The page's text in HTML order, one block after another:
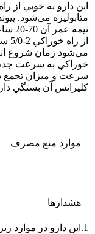
اين دارو به خوبي از
متابوليزه مي‌شود.
مي‌شود زمان شروع
خوراكي به سرعت
سرعت و ميزان تجمع
كليرانس آن بستگي
موارد منع مصرف
هشدارها
1.اين دارو در موارد زير بايد با احتياط فراوان مصرف شود: